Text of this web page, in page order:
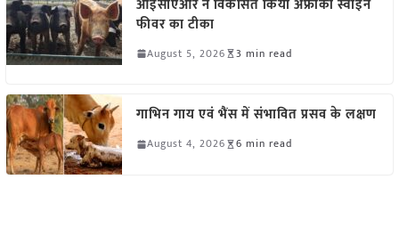
आईसीएआर ने विकसित किया अफ्रीकी स्वाइन
फीवर का टीका
August 5, 2026 3 min read
गाभिन गाय एवं भैंस में संभावित प्रसव के लक्षण
August 4, 2026 6 min read